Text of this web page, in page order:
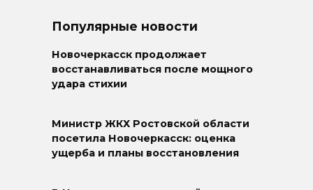
Популярные новости
Новочеркасск продолжает
восстанавливаться после мощного
удара стихии
Министр ЖКХ Ростовской области
посетила Новочеркасск: оценка
ущерба и планы восстановления